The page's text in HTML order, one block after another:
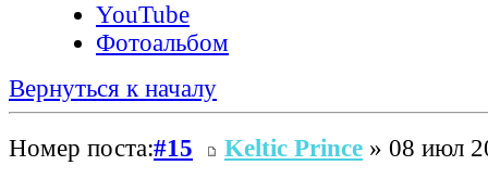
YouTube
Фотоальбом
Вернуться к началу
Номер поста:#15 Keltic Prince » 08 июл